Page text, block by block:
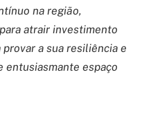
na região,
atrair investimento
a sua resiliência e
entusiasmante espaço